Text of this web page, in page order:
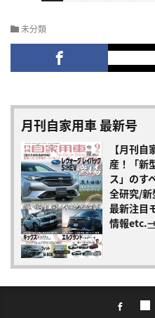
未分類
月刊自家用車 最新号
【月刊
産！「新
ス」のす
全研究/
最新注目
情報etc.